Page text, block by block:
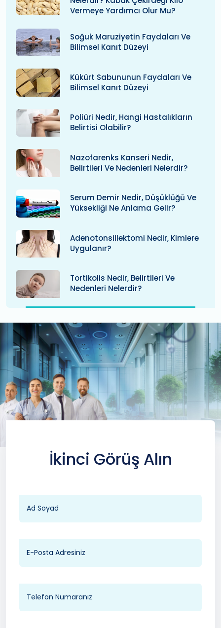
Vermeye Yardımcı Olur Mu?
Soğuk Maruziyetin Faydaları Ve
Bilimsel Kanıt Düzeyi
Kükürt Sabununun Faydaları Ve
Bilimsel Kanıt Düzeyi
Poliüri Nedir, Hangi Hastalıkların
Belirtisi Olabilir?
Nazofarenks Kanseri Nedir,
Belirtileri Ve Nedenleri Nelerdir?
Serum Demir Nedir, Düşüklüğü Ve
Yüksekliği Ne Anlama Gelir?
Adenotonsillektomi Nedir, Kimlere
Uygulanır?
Tortikolis Nedir, Belirtileri Ve
Nedenleri Nelerdir?
İkinci Görüş Alın